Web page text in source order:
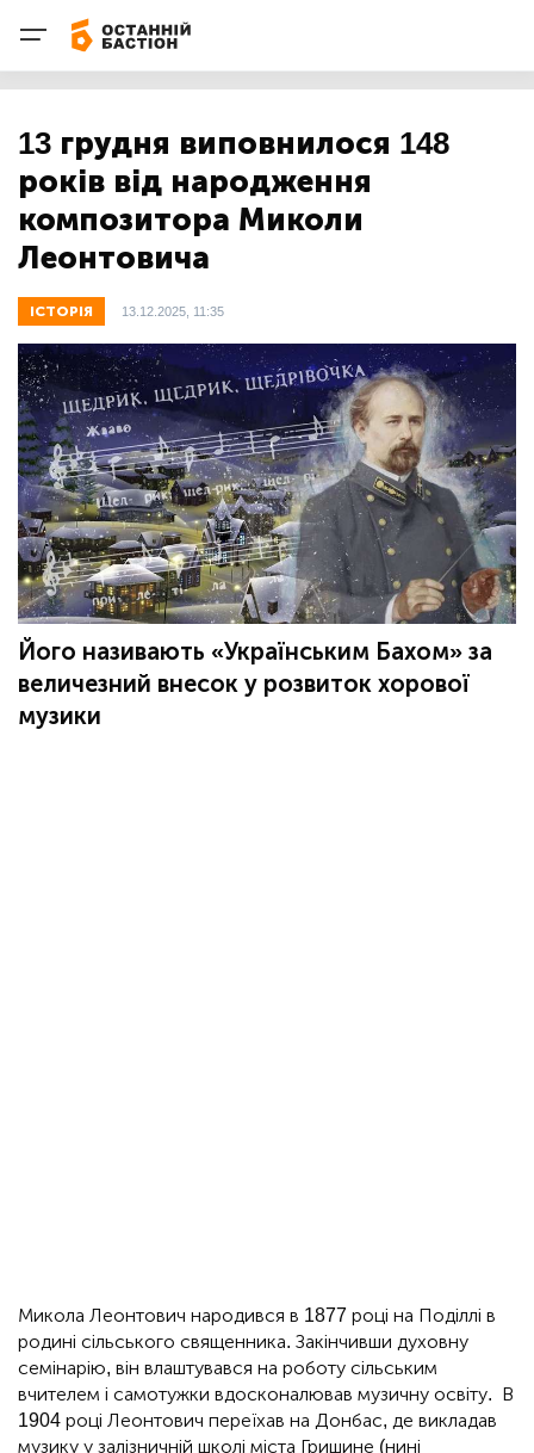
13 грудня виповнилося 148
років від народження
композитора Миколи
Леонтовича
ІСТОРІЯ 13.12.2025, 11:35
Його називають «Українським Бахом» за
величезний внесок у розвиток хорової
музики
Микола Леонтович народився в 1877 році на Поділлі в
родині сільського священника. Закінчивши духовну
семінарію, він влаштувався на роботу сільським
вчителем і самотужки вдосконалював музичну освіту. В
1904 році Леонтович переїхав на Донбас, де викладав
музику у залізничній школі міста Гришине (нині